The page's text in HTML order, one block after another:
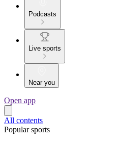
Podcasts
Live sports
Near you
Open app
All contents
Popular sports